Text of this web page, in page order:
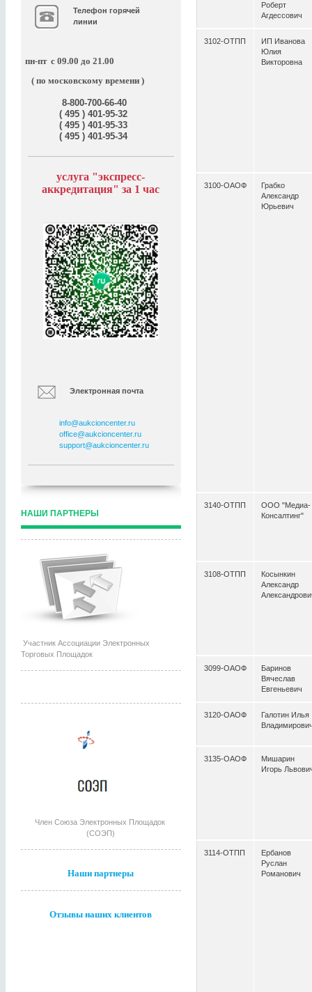
Телефон горячей
линии
пн-пт с 09.00 до 21.00
( по московскому времени )
8-800-700-66-40
( 495 ) 401-95-32
( 495 ) 401-95-33
( 495 ) 401-95-34
услуга "экспресс-
аккредитация" за 1 час
Электронная почта
info@aukcioncenter.ru
office@aukcioncenter.ru
support@aukcioncenter.ru
НАШИ ПАРТНЕРЫ
Участник Ассоциации Электронных
Торговых Площадок
Член Союза Электронных Площадок
(СОЭП)
Наши партнеры
Отзывы наших клиентов
Роберт
Агдессович
3102-ОТПП
ИП Иванова
Юлия
Викторовна
3100-ОАОФ
Грабко
Александр
Юрьевич
3140-ОТПП
ООО "Медиа-
Консалтинг"
3108-ОТПП
Косынкин
Александр
3099-ОАОФ
Баринов
Вячеслав
Евгеньевич
3120-ОАОФ
Галотин Илья
3135-ОАОФ
Мишарин
Игорь
3114-ОТПП
Ербанов
Руслан
Романович